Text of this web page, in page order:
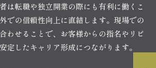
は転職や独立開業の際にも有利に働くこ
での信頼性向上に直結します。現場での
わせることで、お客様からの指名やリピ
定したキャリア形成につながります。